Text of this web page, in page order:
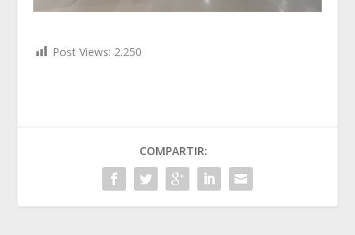
Post Views: 2.250
COMPARTIR: